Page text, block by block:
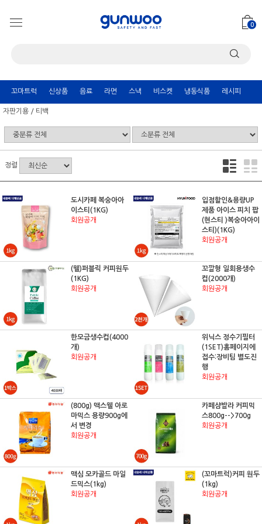
0
꼬마트럭 신상품 음료 라면 스낵 비스켓 냉동식품 레시피
자판기용 / 티백
정렬
도시카페 복숭아아
이스티(1KG)
회원공개
입점할인&용량UP
제품 아이스 피치 팝
(현스티 )복숭아아이
스티)(1KG)
회원공개
(웰)퍼블릭 커피원두
(1KG)
회원공개
꼬깔형 일회용생수
컵(2000개)
회원공개
한모금생수컵(4000
개)
회원공개
위닉스 정수기필터
(1SET)홈페이지에
접수:장비팀 별도진
행
회원공개
(800g) 맥스웰 아로
마믹스 용량900g에
서 변경
회원공개
카페샴발라 커피믹
스800g-->700g
회원공개
맥심 모카골드 마일
드믹스(1kg)
회원공개
(꼬마트럭)커피 원두
(1kg)
회원공개